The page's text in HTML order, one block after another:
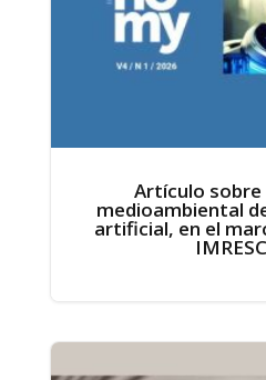
Artículo
medioambiental
artificial, en el